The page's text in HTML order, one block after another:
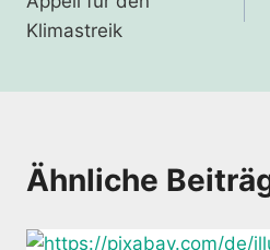
Klimastreik
Ähnliche